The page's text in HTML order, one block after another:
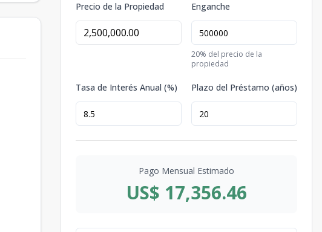
Precio de la Propiedad Enganche
20% del precio de la
propiedad
Tasa de Interés Anual (%) Plazo del Préstamo (años)
Pago Mensual Estimado
US$ 17,356.46